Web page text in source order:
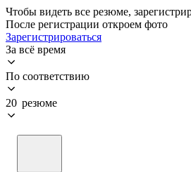
Чтобы видеть все резюме,
После регистрации откроем фото
Зарегистрироваться
За всё время
По соответствию
20 резюме